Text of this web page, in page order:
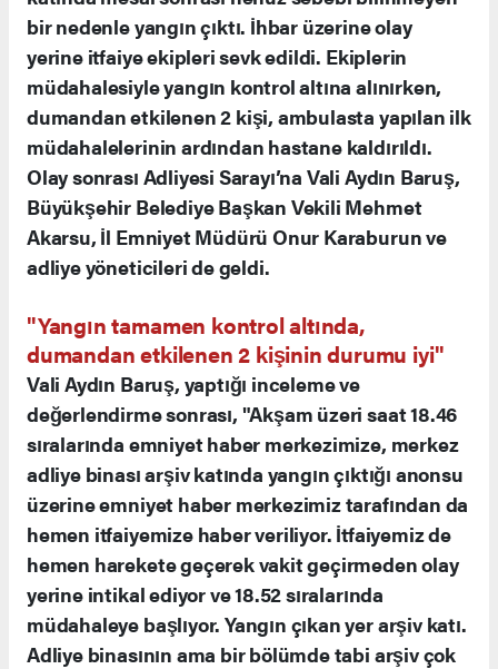
bir nedenle yangın çıktı. İhbar üzerine olay
yerine itfaiye ekipleri sevk edildi. Ekiplerin
müdahalesiyle yangın kontrol altına alınırken,
dumandan etkilenen 2 kişi, ambulasta yapılan ilk
müdahalelerinin ardından hastane kaldırıldı.
Olay sonrası Adliyesi Sarayı’na Vali Aydın Baruş,
Büyükşehir Belediye Başkan Vekili Mehmet
Akarsu, İl Emniyet Müdürü Onur Karaburun ve
adliye yöneticileri de geldi.
"Yangın tamamen kontrol altında,
dumandan etkilenen 2 kişinin durumu iyi"
Vali Aydın Baruş, yaptığı inceleme ve
değerlendirme sonrası, "Akşam üzeri saat 18.46
sıralarında emniyet haber merkezimize, merkez
adliye binası arşiv katında yangın çıktığı anonsu
üzerine emniyet haber merkezimiz tarafından da
hemen itfaiyemize haber veriliyor. İtfaiyemiz de
hemen harekete geçerek vakit geçirmeden olay
yerine intikal ediyor ve 18.52 sıralarında
müdahaleye başlıyor. Yangın çıkan yer arşiv katı.
Adliye binasının ama bir bölümde tabi arşiv çok